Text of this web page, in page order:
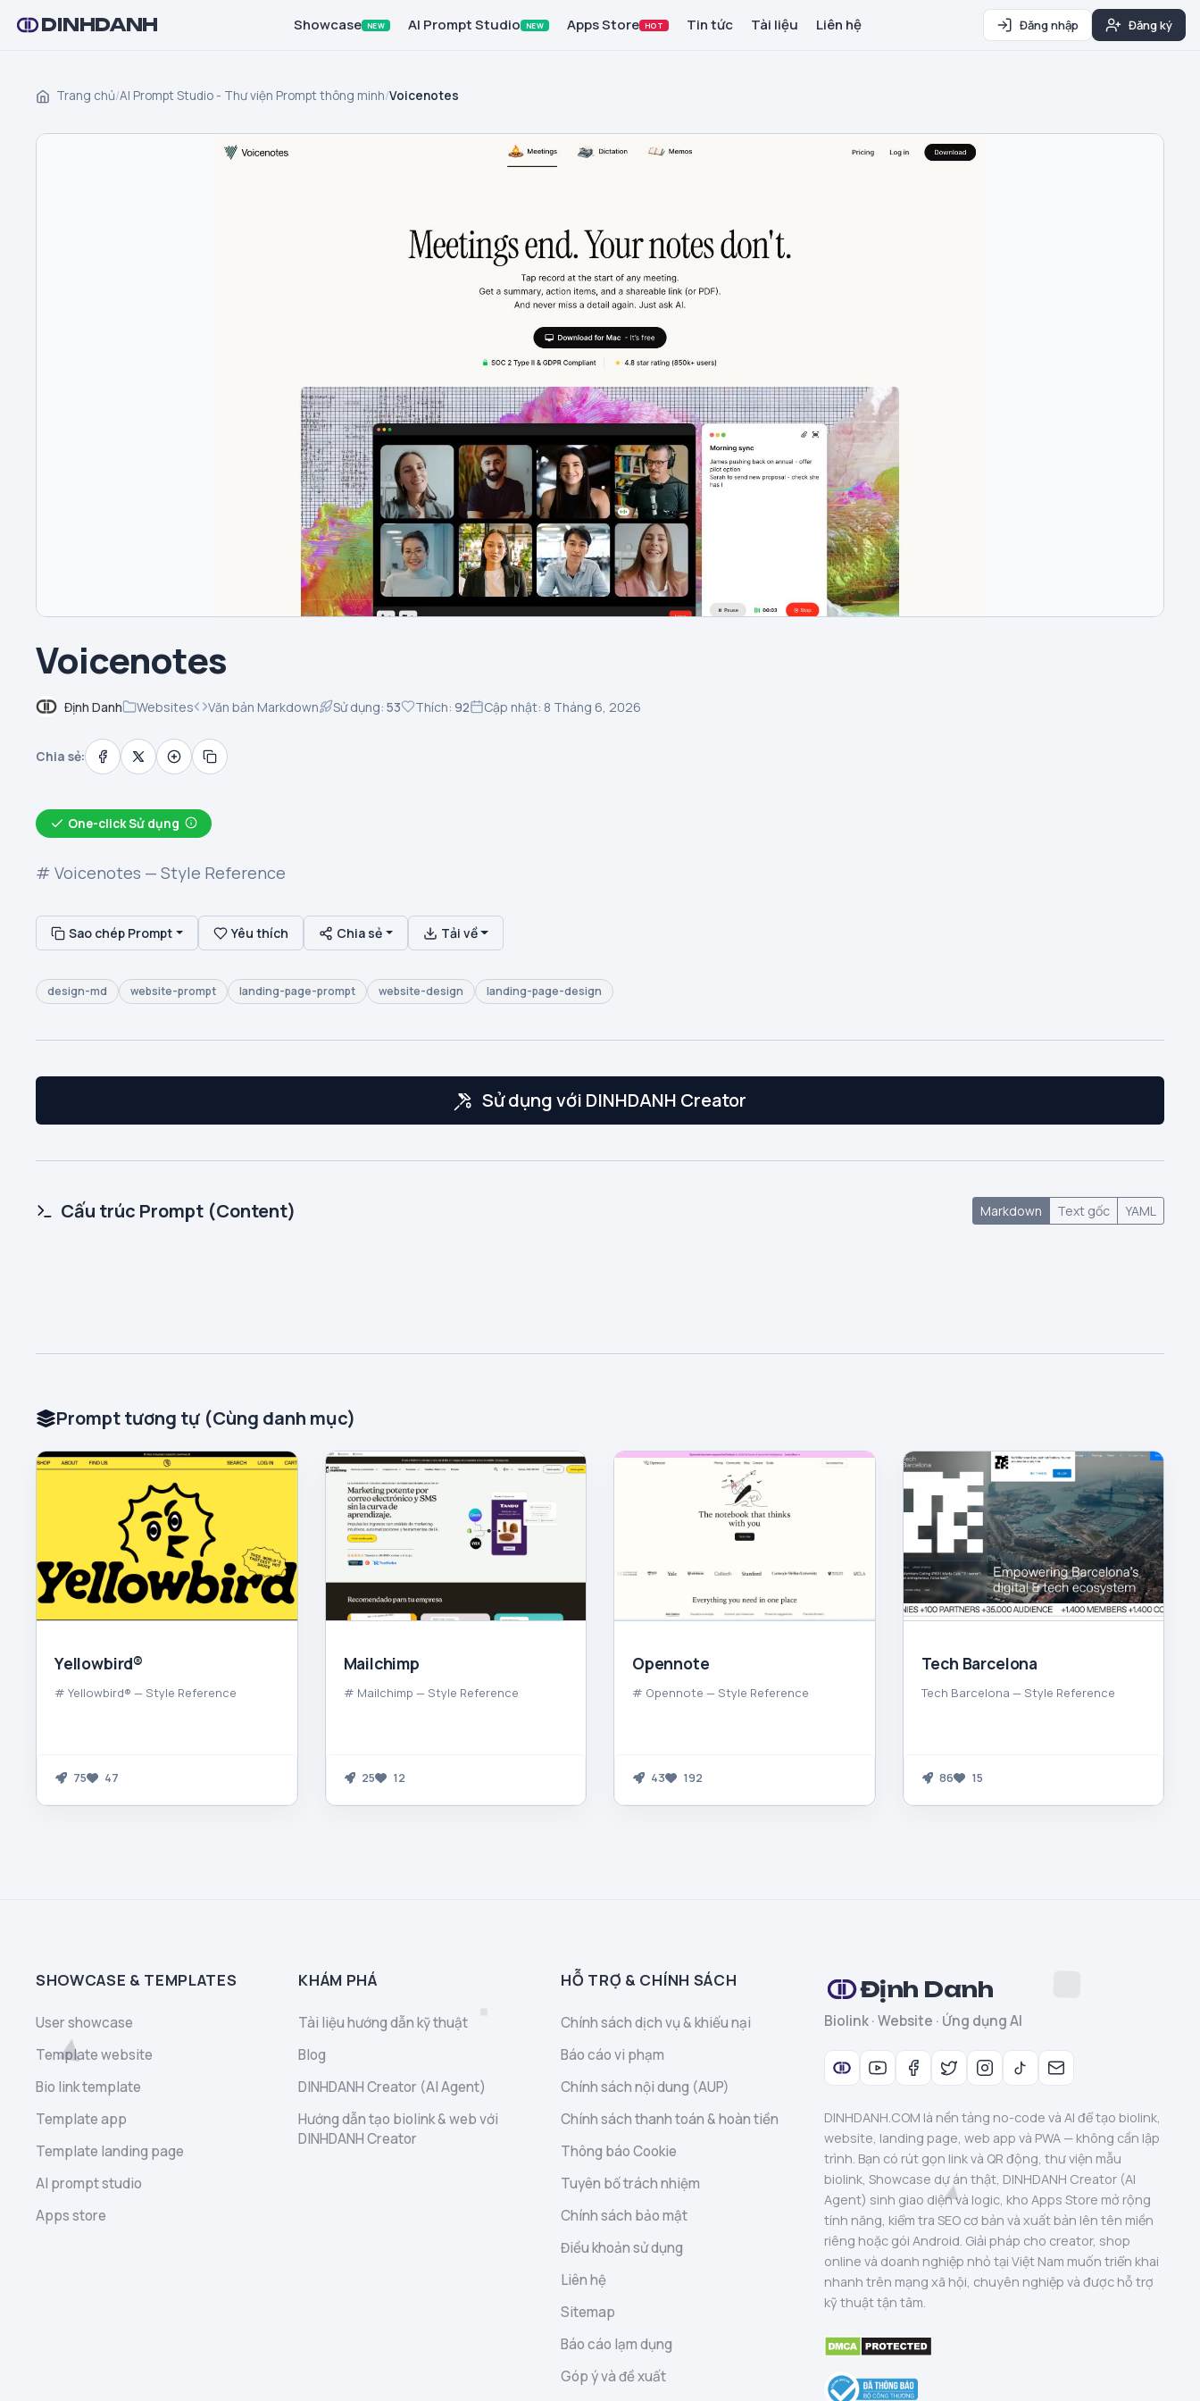
DINHDANH Showcase NEW AI Prompt Studio NEW Apps Store HOT Tin tức Tài liệu Liên hệ Đăng nhập Đăng ký
Trang chủ/AI Prompt Studio - Thư viện Prompt thông minh/Voicenotes
Voicenotes
Định Danh Websites Văn bản Markdown Sử dụng: 53 Thích: 92 Cập nhật: 8 Tháng 6, 2026
Chia sẻ:
One-click Sử dụng
# Voicenotes — Style Reference
Sao chép Prompt Yêu thích Chia sẻ Tải về
design-md website-prompt landing-page-prompt website-design landing-page-design
Sử dụng với DINHDANH Creator
Cấu trúc Prompt (Content) Markdown Text gốc YAML
Prompt tương tự (Cùng danh mục)
Yellowbird®
# Yellowbird® — Style Reference
75 47
Mailchimp
# Mailchimp — Style Reference
25 12
Opennote
# Opennote — Style Reference
43 192
Tech Barcelona
Tech Barcelona — Style Reference
86 15
SHOWCASE & TEMPLATES
User showcase
Template website
Bio link template
Template app
Template landing page
AI prompt studio
Apps store
KHÁM PHÁ
Tài liệu hướng dẫn kỹ thuật
Blog
DINHDANH Creator (AI Agent)
Hướng dẫn tạo biolink & web với
DINHDANH Creator
HỖ TRỢ & CHÍNH SÁCH
Chính sách dịch vụ & khiếu nại
Báo cáo vi phạm
Chính sách nội dung (AUP)
Chính sách thanh toán & hoàn tiền
Thông báo Cookie
Tuyên bố trách nhiệm
Chính sách bảo mật
Điều khoản sử dụng
Liên hệ
Sitemap
Báo cáo lạm dụng
Góp ý và đề xuất
Định Danh
Biolink · Website · Ứng dụng AI
DINHDANH.COM là nền tảng no-code và AI để tạo biolink,
website, landing page, web app và PWA — không cần lập
trình. Bạn có rút gọn link và QR động, thư viện mẫu
biolink, Showcase dự án thật, DINHDANH Creator (AI
Agent) sinh giao diện và logic, kho Apps Store mở rộng
tính năng, kiểm tra SEO cơ bản và xuất bản lên tên miền
riêng hoặc gói Android. Giải pháp cho creator, shop
online và doanh nghiệp nhỏ tại Việt Nam muốn triển khai
nhanh trên mạng xã hội, chuyên nghiệp và được hỗ trợ
kỹ thuật tận tâm.